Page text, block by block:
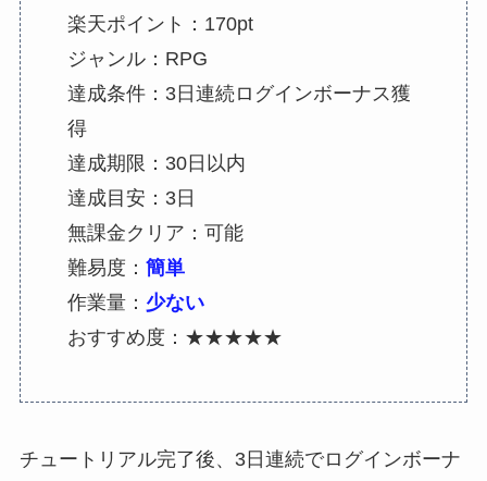
楽天ポイント：170pt
ジャンル：RPG
達成条件：3日連続ログインボーナス獲
得
達成期限：30日以内
達成目安：3日
無課金クリア：可能
難易度： 簡単
作業量： 少ない
おすすめ度：★★★★★
チュートリアル完了後、3日連続でログインボーナ